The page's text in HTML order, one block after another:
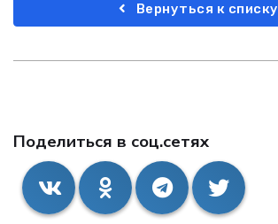
Поделиться в соц.сетях
Вернуться к списку